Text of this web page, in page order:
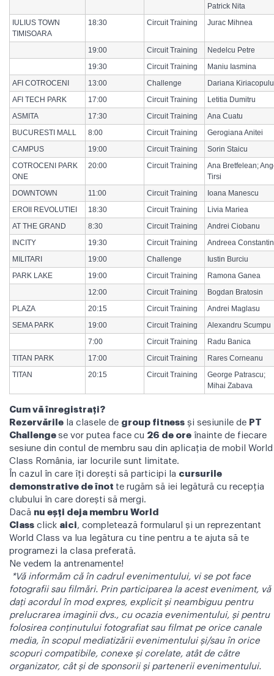
Patrick Nita
IULIUS TOWN
TIMISOARA
18:30 Circuit Training Jurac Mihnea
19:00 Circuit Training
Nedelcu Petre
19:30
Circuit Training
Maniu Iasmina
AFI COTROCENI
13:00 Challenge
Dariana Kiriacopulu
AFI TECH PARK
17:00 Circuit Training
Letitia Dumitru
ASMITA
17:30 Circuit Training
Ana Cuatu
BUCURESTI MALL
8:00 Circuit Training
Gerogiana Anitei
CAMPUS
19:00 Circuit Training
Sorin Staicu
COTROCENI PARK
ONE
20:00 Circuit Training
Ana Bretfelean;
Tirsi
DOWNTOWN
11:00 Circuit Training
Ioana Manescu
EROII REVOLUTIEI
18:30 Circuit Training
Livia Mariea
AT THE GRAND
8:30 Circuit Training
Andrei Ciobanu
INCITY
19:30 Circuit Training
Andreea Constantin
MILITARI
19:00 Challenge
Iustin Burciu
PARK LAKE
19:00 Circuit Training
Ramona Ganea
12:00
Circuit Training
Bogdan Bratosin
PLAZA
20:15 Circuit Training
Andrei Maglasu
SEMA PARK
19:00 Circuit Training
Alexandru Scumpu
7:00
Circuit Training
Radu Banica
TITAN PARK
17:00 Circuit Training
Rares Corneanu
TITAN
20:15 Circuit Training
George Patrascu;
Mihai Zabava
Cum vă înregistrați?
Rezervările la clasele de group fitness și sesiunile de PT
Challenge se vor putea face cu 26 de ore înainte de fiecare
sesiune din contul de membru sau din aplicația de mobil World
Class România, iar locurile sunt limitate.
În cazul în care îți dorești să participi la cursurile
demonstrative de înot te rugăm să iei legătură cu recepția
clubului în care dorești să mergi.
Dacă nu eșți deja membru World
Class click aici, completează formularul și un reprezentant
World Class va lua legătura cu tine pentru a te ajuta să te
programezi la clasa preferată.
Ne vedem la antrenamente!
*Vă informăm că în cadrul evenimentului, vi se pot face
fotografii sau filmări. Prin participarea la acest eveniment, vă
dați acordul în mod expres, explicit și neambiguu pentru
prelucrarea imaginii dvs., cu ocazia evenimentului, și pentru
folosirea conținutului fotografiat sau filmat pe orice canale
media, în scopul mediatizării evenimentului și/sau în orice
scopuri compatibile, conexe și corelate, atât de către
organizator, cât și de sponsorii și partenerii evenimentului.